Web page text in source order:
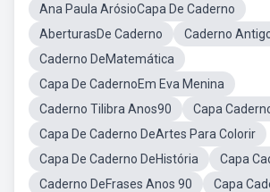
Ana Paula ArósioCapa De Caderno
AberturasDe Caderno
Caderno
Caderno DeMatemática
Capa De CadernoEm Eva Menina
Caderno Tilibra Anos90
Capa
Capa De Caderno DeArtes Para Colorir
Capa De Caderno DeHistória
Capa
Caderno DeFrases Anos 90
Capa